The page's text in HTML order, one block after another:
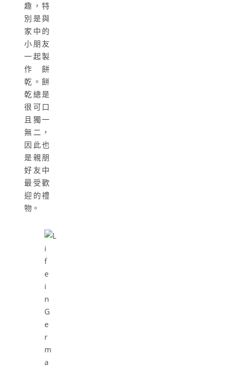
趣，特
別是與
家中的
小朋友
一起製
作餅
乾。餅
乾總是
很可口
且獨一
無二，
因此也
是親朋
好友中
最受歡
迎的禮
物。